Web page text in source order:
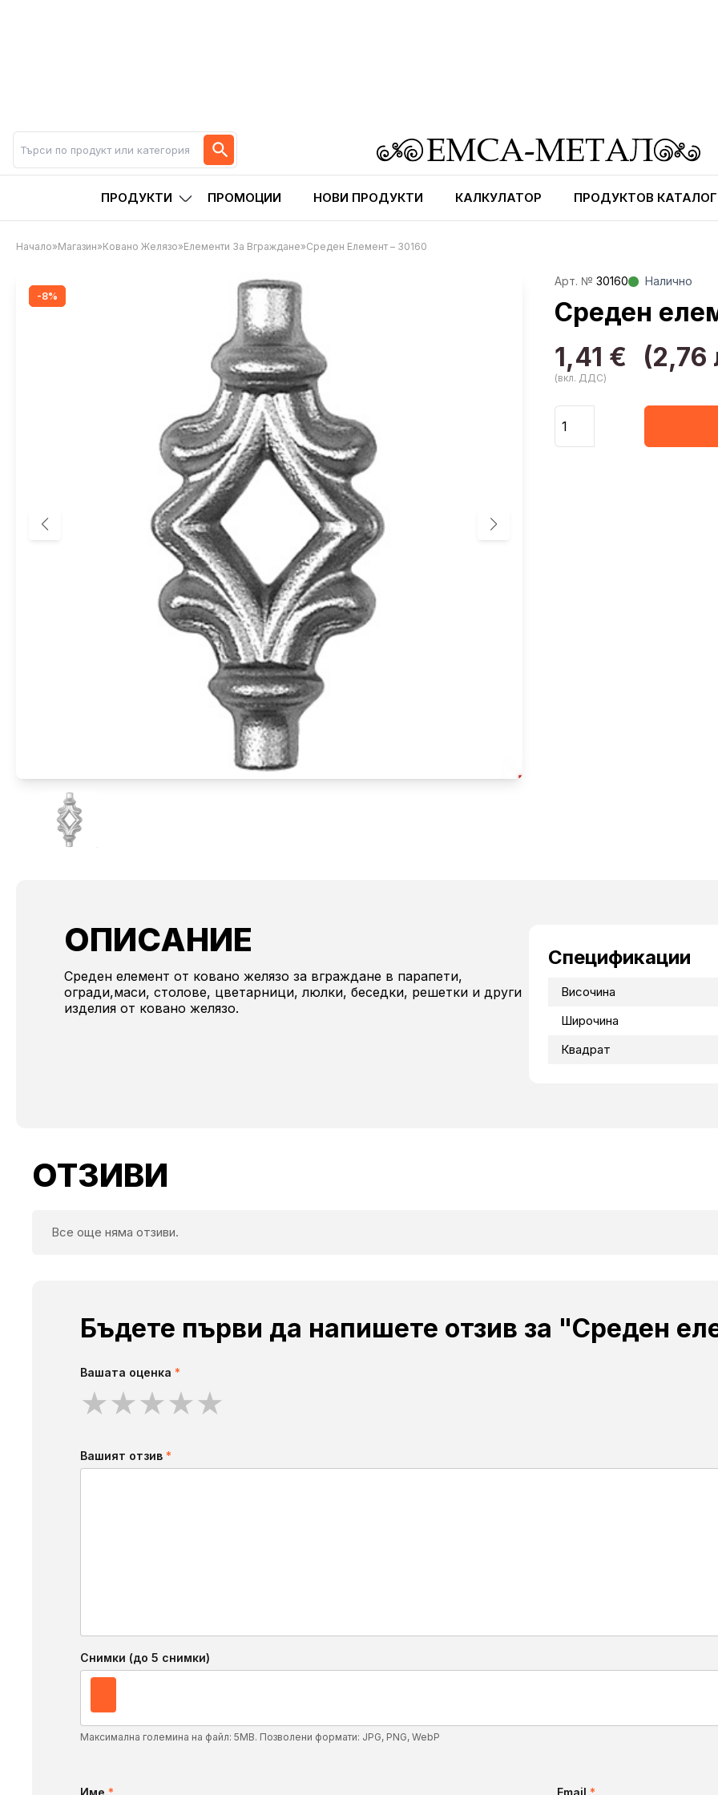
ПРОДУКТИ ПРОМОЦИИ НОВИ ПРОДУКТИ КАЛКУЛАТОР ПРОДУКТОВ КАТАЛОГ
Начало»Магазин»Ковано Желязо»Елементи За Вграждане»Среден Елемент – 30160
-8%
-8%
Aрт. № 30160 Налично
Среден
1,41 € (2,76
(вкл. ДДС)
ОПИСАНИЕ
Среден елемент от ковано желязо за вграждане в парапети,
огради,маси, столове, цветарници, люлки, беседки, решетки и други
изделия от ковано желязо.
Спецификации
Височина
Широчина
Квадрат
ОТЗИВИ
Все още няма отзиви.
Бъдете първи да напишете отзив за "Среден
Вашата оценка *
★★★★★
Вашият отзив *
Снимки (до 5 снимки)
Максимална големина на файл: 5MB. Позволени формати: JPG, PNG, WebP
Име * Email *